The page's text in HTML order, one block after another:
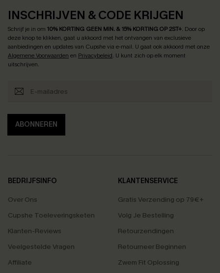
INSCHRIJVEN & CODE KRIJGEN
Schrijf je in om 10% KORTING GEEN MIN. & 15% KORTING OP 2ST+. Door op
deze knop te klikken, gaat u akkoord met het ontvangen van exclusieve
aanbiedingen en updates van Cupshe via e-mail. U gaat ook akkoord met onze
Algemene Voorwaarden en Privacybeleid. U kunt zich op elk moment
uitschrijven.
ABONNEREN
BEDRIJFSINFO
Over Ons
Cupshe Toeleveringsketen
Klanten-Reviews
Veelgestelde Vragen
Affiliate
KLANTENSERVICE
Gratis Verzending op 79€+
Volg Je Bestelling
Retourzendingen
Retourneer Beginnen
Zwem Fit Oplossing